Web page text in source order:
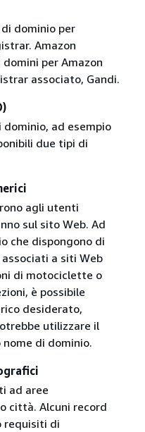
dominio per
Amazon
per Amazon
associato, Gandi.
ad esempio
due tipi di
agli utenti
sul sito Web. Ad
che dispongono di
a siti Web
di motociclette o
è possibile
desiderato,
utilizzare il
nome di dominio.
ad aree
città. Alcuni record
requisiti di